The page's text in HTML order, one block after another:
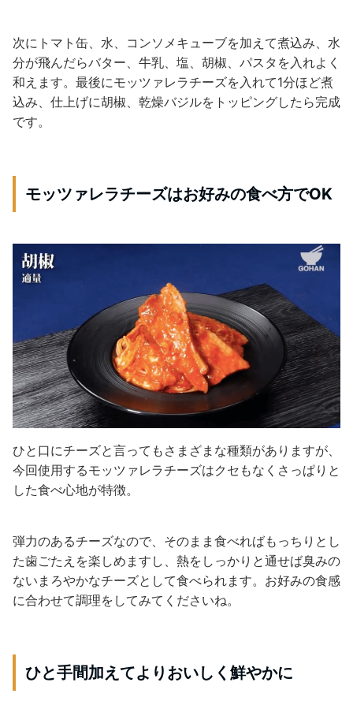
次にトマト缶、水、コンソメキューブを加えて煮込み、水
分が飛んだらバター、牛乳、塩、胡椒、パスタを入れよく
和えます。最後にモッツァレラチーズを入れて1分ほど煮
込み、仕上げに胡椒、乾燥バジルをトッピングしたら完成
です。
モッツァレラチーズはお好みの食べ方でOK
ひと口にチーズと言ってもさまざまな種類がありますが、
今回使用するモッツァレラチーズはクセもなくさっぱりと
した食べ心地が特徴。
弾力のあるチーズなので、そのまま食べればもっちりとし
た歯ごたえを楽しめますし、熱をしっかりと通せば臭みの
ないまろやかなチーズとして食べられます。お好みの食感
に合わせて調理をしてみてくださいね。
ひと手間加えてよりおいしく鮮やかに